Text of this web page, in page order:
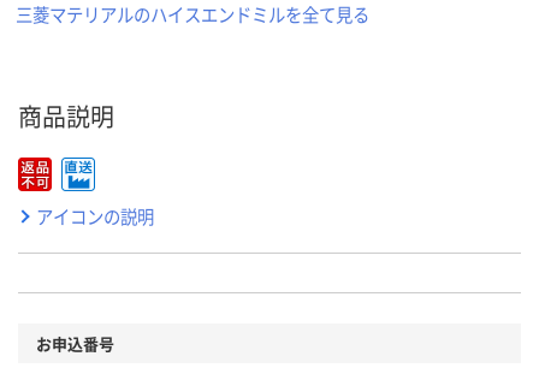
三菱マテリアルのハイスエンドミルを全て見る
商品説明
アイコンの説明
お申込番号